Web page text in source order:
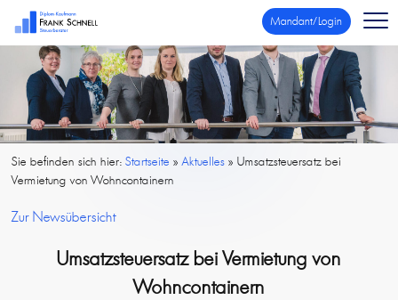
Mandant/Login
Sie befinden sich hier:Startseite »Aktuelles »Umsatzsteuersatz bei
Vermietung von Wohncontainern
Zur Newsübersicht
Umsatzsteuersatz bei Vermietung von
Wohncontainern